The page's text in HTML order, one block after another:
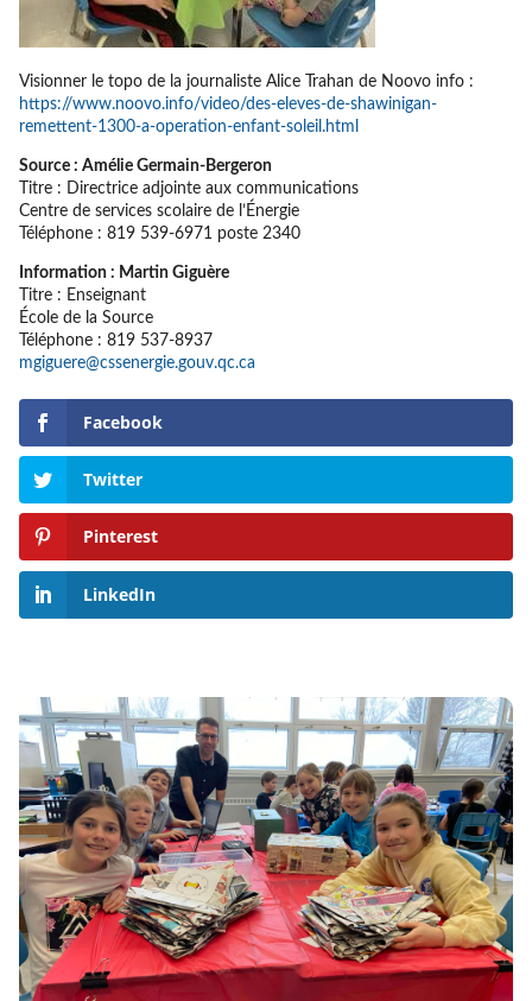
Visionner le topo de la journaliste Alice Trahan de Noovo info :
https://www.noovo.info/video/des-eleves-de-shawinigan-
remettent-1300-a-operation-enfant-soleil.html
Source : Amélie Germain-Bergeron
Titre : Directrice adjointe aux communications
Centre de services scolaire de l’Énergie
Téléphone : 819 539-6971 poste 2340
Information : Martin Giguère
Titre : Enseignant
École de la Source
Téléphone : 819 537-8937
mgiguere@cssenergie.gouv.qc.ca
Facebook
Twitter
Pinterest
LinkedIn